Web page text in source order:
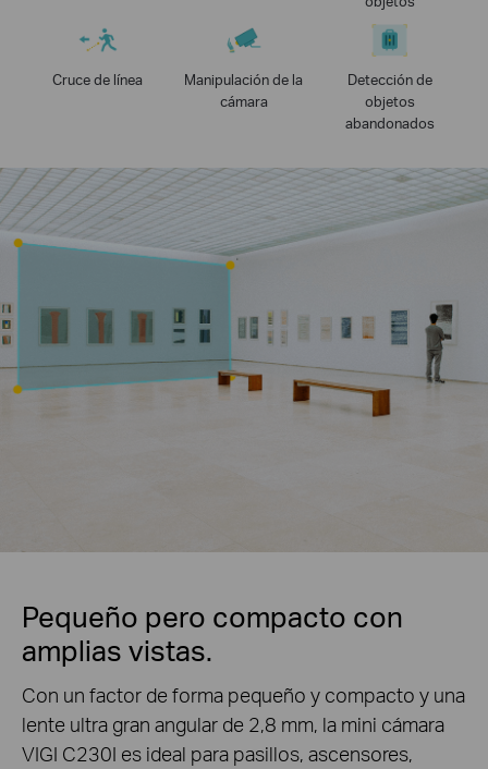
Cruce de línea
Manipulación de la
cámara
Detección de
objetos
abandonados
Pequeño pero compacto con
amplias vistas.
Con un factor de forma pequeño y compacto y una
lente ultra gran angular de 2,8 mm, la mini cámara
VIGI C230I es ideal para pasillos, ascensores,